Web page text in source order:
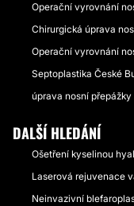
Operační vyrovnání
Chirurgická úprava
Operační vyrovnání
Septoplastika České
úprava nosní
DALŠÍ HLEDÁNÍ
Ošetření kyselinou
Laserová rejuvenace
Neinvazivní